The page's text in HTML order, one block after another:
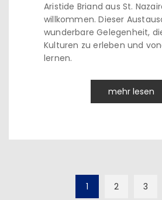
Aristide Briand aus St.
willkommen. Dieser
wunderbare Gelegenheit,
Kulturen zu erleben und
lernen.
mehr lesen
1 2 3